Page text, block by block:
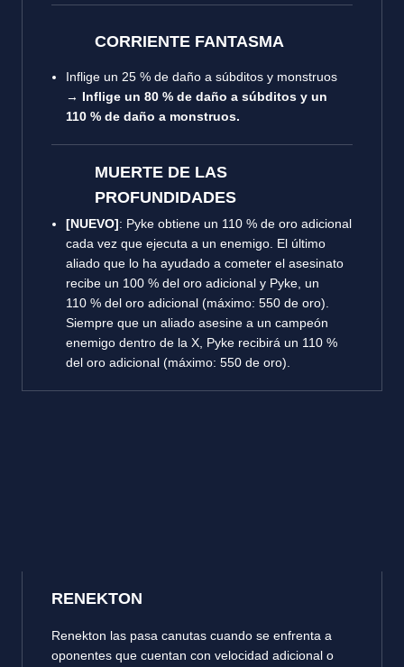
CORRIENTE FANTASMA
Inflige un 25 % de daño a súbditos y monstruos
→ Inflige un 80 % de daño a súbditos y un
110 % de daño a monstruos.
MUERTE DE LAS
PROFUNDIDADES
[NUEVO]: Pyke obtiene un 110 % de oro adicional
cada vez que ejecuta a un enemigo. El último
aliado que lo ha ayudado a cometer el asesinato
recibe un 100 % del oro adicional y Pyke, un
110 % del oro adicional (máximo: 550 de oro).
Siempre que un aliado asesine a un campeón
enemigo dentro de la X, Pyke recibirá un 110 %
del oro adicional (máximo: 550 de oro).
RENEKTON
Renekton las pasa canutas cuando se enfrenta a
oponentes que cuentan con velocidad adicional o